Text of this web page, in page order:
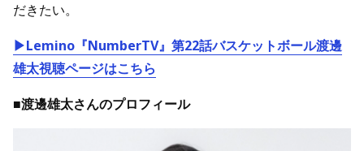
だきたい。
▶Lemino『NumberTV』第22話バスケットボール渡邊
雄太視聴ページはこちら
■渡邊雄太さんのプロフィール